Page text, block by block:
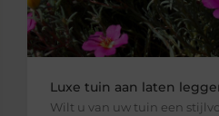
Luxe tuin aan laten
Wilt u van uw tuin een